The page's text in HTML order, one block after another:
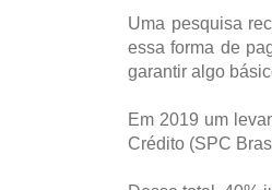
Uma pesquisa
essa forma de
garantir algo
Em 2019 um
Crédito (SPC